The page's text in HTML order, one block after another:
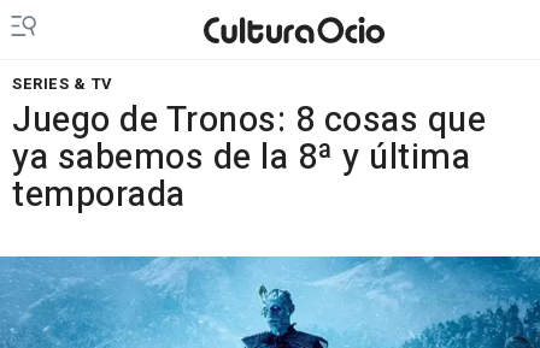
SERIES & TV
Juego de Tronos: 8 cosas que
ya sabemos de la 8ª y última
temporada